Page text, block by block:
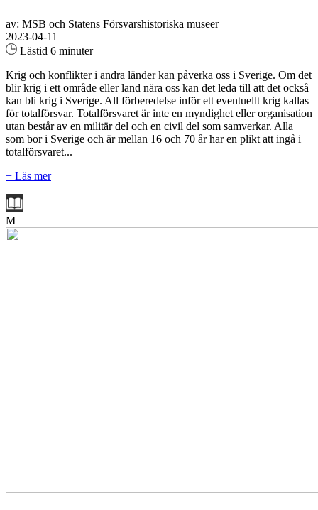
av: MSB och Statens Försvarshistoriska museer
2023-04-11
Lästid 6 minuter
Krig och konflikter i andra länder kan påverka oss i Sverige. Om det
blir krig i ett område eller land nära oss kan det leda till att det också
kan bli krig i Sverige. All förberedelse inför ett eventuellt krig kallas
för totalförsvar. Totalförsvaret är inte en myndighet eller organisation
utan består av en militär del och en civil del som samverkar. Alla
som bor i Sverige och är mellan 16 och 70 år har en plikt att ingå i
totalförsvaret...
+ Läs mer
M